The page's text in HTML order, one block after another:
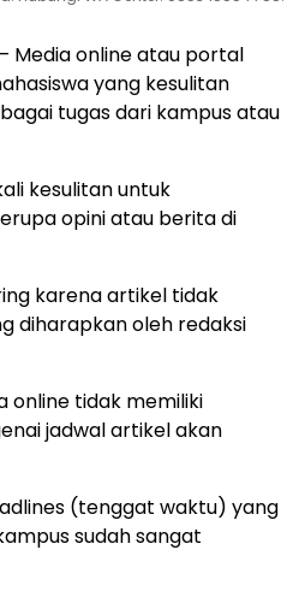
– Media online atau portal
yang kesulitan
tugas dari kampus atau
kesulitan untuk
opini atau berita di
karena artikel tidak
diharapkan oleh redaksi
online tidak memiliki
jadwal artikel akan
(tenggat waktu) yang
sudah sangat